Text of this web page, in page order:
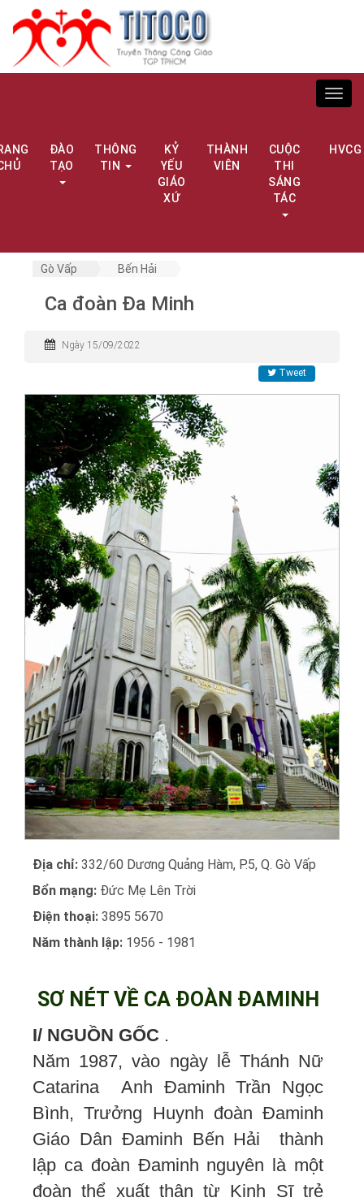
ĐÀO
TẠO
THÔNG
TIN
KỶ
YẾU
GIÁO
XỨ
THÀNH
VIÊN
CUỘC
THI
SÁNG
TÁC
HVCG
Gò Vấp Bến Hải
Ca đoàn Đa Minh
Ngày 15/09/2022
Tweet
Địa chỉ: 332/60 Dương Quảng Hàm, P.5, Q. Gò Vấp
Bổn mạng: Đức Mẹ Lên Trời
Điện thoại: 3895 5670
Năm thành lập: 1956 - 1981
SƠ NÉT VỀ CA ĐOÀN ĐAMINH
I/ NGUỒN GỐC .
Năm 1987, vào ngày lễ Thánh Nữ
Catarina Anh Đaminh Trần Ngọc
Bình, Trưởng Huynh đoàn Đaminh
Giáo Dân Đaminh Bến Hải thành
lập ca đoàn Đaminh nguyên là một
đoàn thể xuất thân từ Kinh Sĩ trẻ